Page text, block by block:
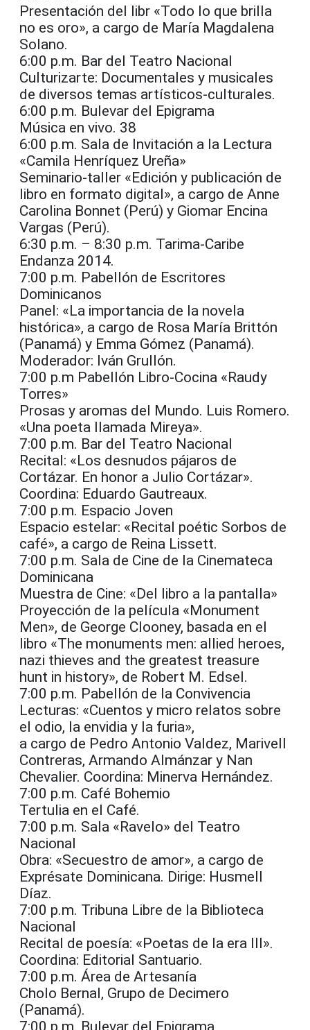
Presentación del libr «Todo lo que brilla
no es oro», a cargo de María Magdalena
Solano.
6:00 p.m. Bar del Teatro Nacional
Culturizarte: Documentales y musicales
de diversos temas artísticos-culturales.
6:00 p.m. Bulevar del Epigrama
Música en vivo. 38
6:00 p.m. Sala de Invitación a la Lectura
«Camila Henríquez Ureña»
Seminario-taller «Edición y publicación de
libro en formato digital», a cargo de Anne
Carolina Bonnet (Perú) y Giomar Encina
Vargas (Perú).
6:30 p.m. – 8:30 p.m. Tarima-Caribe
Endanza 2014.
7:00 p.m. Pabellón de Escritores
Dominicanos
Panel: «La importancia de la novela
histórica», a cargo de Rosa María Brittón
(Panamá) y Emma Gómez (Panamá).
Moderador: Iván Grullón.
7:00 p.m Pabellón Libro-Cocina «Raudy
Torres»
Prosas y aromas del Mundo. Luis Romero.
«Una poeta llamada Mireya».
7:00 p.m. Bar del Teatro Nacional
Recital: «Los desnudos pájaros de
Cortázar. En honor a Julio Cortázar».
Coordina: Eduardo Gautreaux.
7:00 p.m. Espacio Joven
Espacio estelar: «Recital poétic Sorbos de
café», a cargo de Reina Lissett.
7:00 p.m. Sala de Cine de la Cinemateca
Dominicana
Muestra de Cine: «Del libro a la pantalla»
Proyección de la película «Monument
Men», de George Clooney, basada en el
libro «The monuments men: allied heroes,
nazi thieves and the greatest treasure
hunt in history», de Robert M. Edsel.
7:00 p.m. Pabellón de la Convivencia
Lecturas: «Cuentos y micro relatos sobre
el odio, la envidia y la furia»,
a cargo de Pedro Antonio Valdez, Marivell
Contreras, Armando Almánzar y Nan
Chevalier. Coordina: Minerva Hernández.
7:00 p.m. Café Bohemio
Tertulia en el Café.
7:00 p.m. Sala «Ravelo» del Teatro
Nacional
Obra: «Secuestro de amor», a cargo de
Exprésate Dominicana. Dirige: Husmell
Díaz.
7:00 p.m. Tribuna Libre de la Biblioteca
Nacional
Recital de poesía: «Poetas de la era III».
Coordina: Editorial Santuario.
7:00 p.m. Área de Artesanía
Cholo Bernal, Grupo de Decimero
(Panamá).